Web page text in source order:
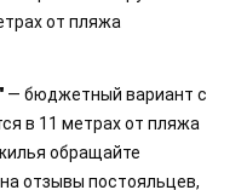
от пляжа
— бюджетный вариант с
в 11 метрах от пляжа
обращайте
отзывы постояльцев,